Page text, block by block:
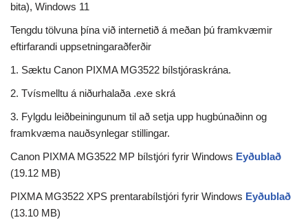
bita), Windows 11
Tengdu tölvuna þína við internetið á meðan þú framkvæmir
eftirfarandi uppsetningaraðferðir
1. Sæktu Canon PIXMA MG3522 bílstjóraskrána.
2. Tvísmelltu á niðurhalaða .exe skrá
3. Fylgdu leiðbeiningunum til að setja upp hugbúnaðinn og
framkvæma nauðsynlegar stillingar.
Canon PIXMA MG3522 MP bílstjóri fyrir Windows Eyðublað
(19.12 MB)
PIXMA MG3522 XPS prentarabílstjóri fyrir Windows Eyðublað
(13.10 MB)